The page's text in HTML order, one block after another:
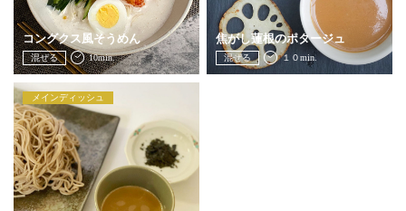
コングクス風そうめん
混ぜる 10min.
焦がし蓮根のポタージュ
混ぜる １０min.
メインディッシュ